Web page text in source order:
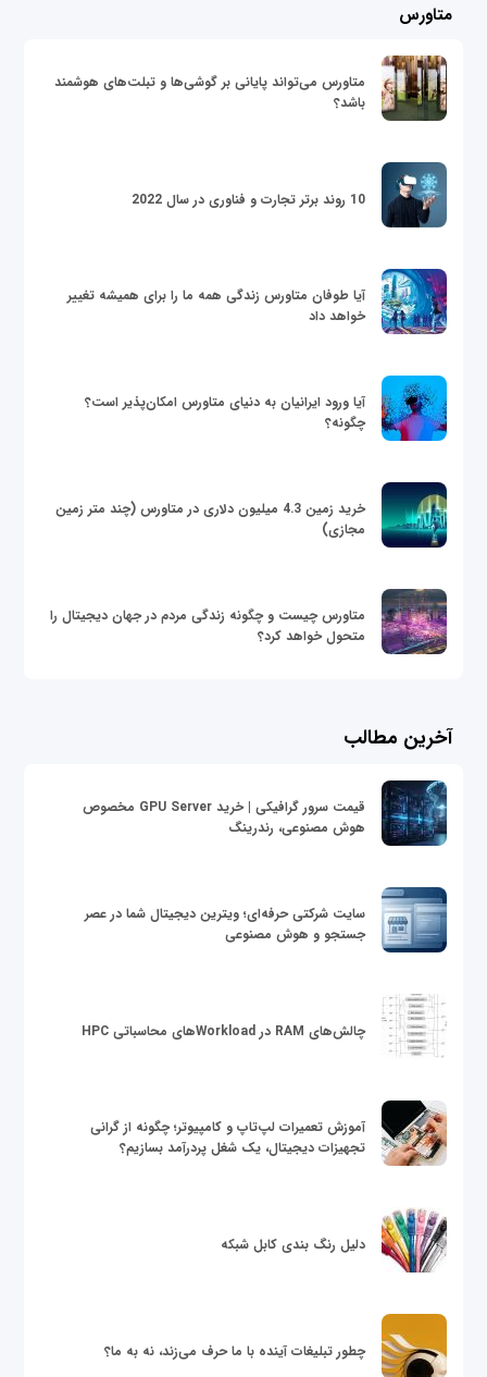
متاورس
متاورس می‌تواند پایانی بر گوشی‌ها و تبلت‌های هوشمند
باشد؟
10 روند برتر تجارت و فناوری در سال 2022
آیا طوفان متاورس زندگی همه ما را برای همیشه تغییر
خواهد داد
آیا ورود ایرانیان به دنیای متاورس امکان‌پذیر است؟
چگونه؟
خرید زمین 4.3 میلیون دلاری در متاورس (چند متر زمین
مجازی)
متاورس چیست و چگونه زندگی مردم در جهان دیجیتال را
متحول خواهد کرد؟
آخرین مطالب
قیمت سرور گرافیکی | خرید GPU Server مخصوص
هوش مصنوعی، رندرینگ
سایت شرکتی حرفه‌ای؛ ویترین دیجیتال شما در عصر
جستجو و هوش مصنوعی
چالش‌های RAM در Workloadهای محاسباتی HPC
آموزش تعمیرات لپ‌تاپ و کامپیوتر؛ چگونه از گرانی
تجهیزات دیجیتال، یک شغل پردرآمد بسازیم؟
دلیل رنگ بندی کابل شبکه
چطور تبلیغات آینده با ما حرف می‌زند، نه به ما؟